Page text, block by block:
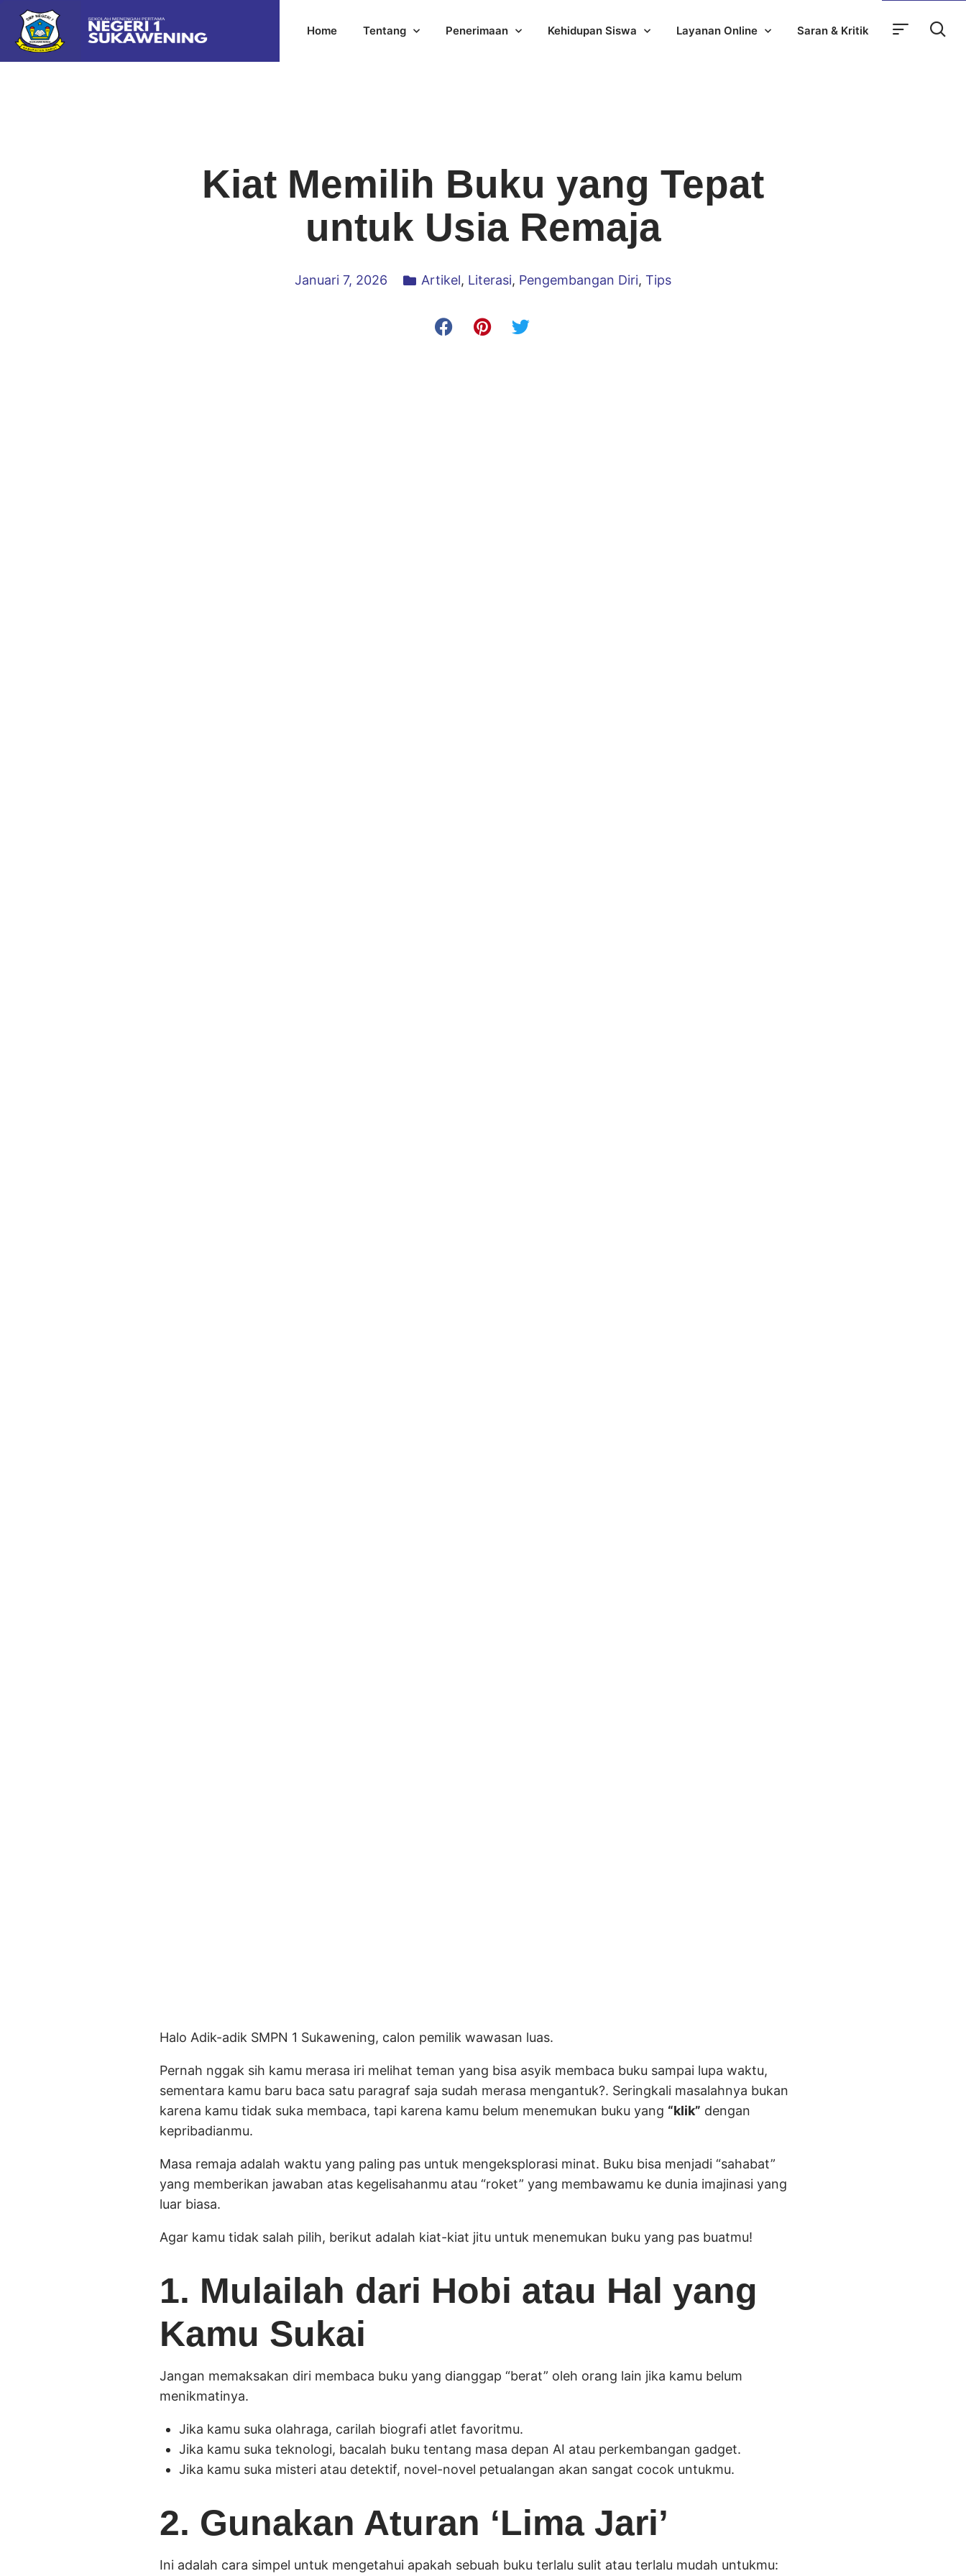
Home Tentang Penerimaan Kehidupan Siswa Layanan Online Saran & Kritik
Kiat Memilih Buku yang Tepat
untuk Usia Remaja
Januari 7, 2026 Artikel, Literasi, Pengembangan Diri,Tips
Halo Adik-adik SMPN 1 Sukawening, calon pemilik wawasan luas.
Pernah nggak sih kamu merasa iri melihat teman yang bisa asyik membaca buku sampai lupa waktu,
sementara kamu baru baca satu paragraf saja sudah merasa mengantuk?. Seringkali masalahnya bukan
karena kamu tidak suka membaca, tapi karena kamu belum menemukan buku yang “klik” dengan
kepribadianmu.
Masa remaja adalah waktu yang paling pas untuk mengeksplorasi minat. Buku bisa menjadi “sahabat”
yang memberikan jawaban atas kegelisahanmu atau “roket” yang membawamu ke dunia imajinasi yang
luar biasa.
Agar kamu tidak salah pilih, berikut adalah kiat-kiat jitu untuk menemukan buku yang pas buatmu!
1. Mulailah dari Hobi atau Hal yang
Kamu Sukai
Jangan memaksakan diri membaca buku yang dianggap “berat” oleh orang lain jika kamu belum
menikmatinya.
Jika kamu suka olahraga, carilah biografi atlet favoritmu.
Jika kamu suka teknologi, bacalah buku tentang masa depan AI atau perkembangan gadget.
Jika kamu suka misteri atau detektif, novel-novel petualangan akan sangat cocok untukmu.
2. Gunakan Aturan ‘Lima Jari’
Ini adalah cara simpel untuk mengetahui apakah sebuah buku terlalu sulit atau terlalu mudah untukmu: